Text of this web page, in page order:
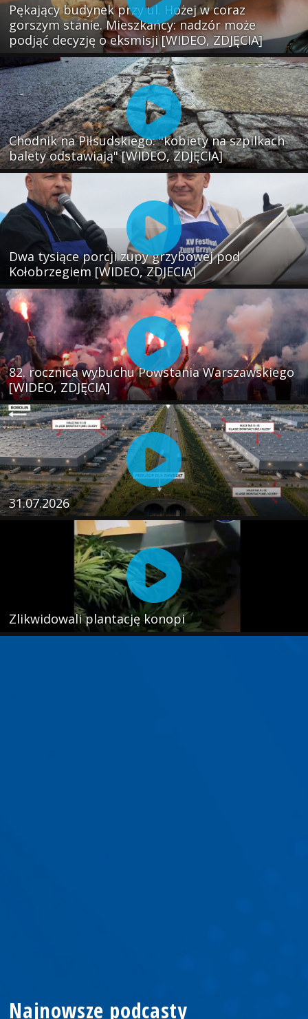
Pękający budynek przy ul. Hożej w coraz
gorszym stanie. Mieszkańcy: nadzór może
podjąć decyzję o eksmisji [WIDEO, ZDJĘCIA]
Chodnik na Piłsudskiego: "kobiety na szpilkach
balety odstawiają" [WIDEO, ZDJĘCIA]
Dwa tysiące porcji zupy grzybowej pod
Kołobrzegiem [WIDEO, ZDJECIA]
82. rocznica wybuchu Powstania Warszawskiego
[WIDEO, ZDJĘCIA]
31.07.2026
Zlikwidowali plantację konopi
Najnowsze podcasty